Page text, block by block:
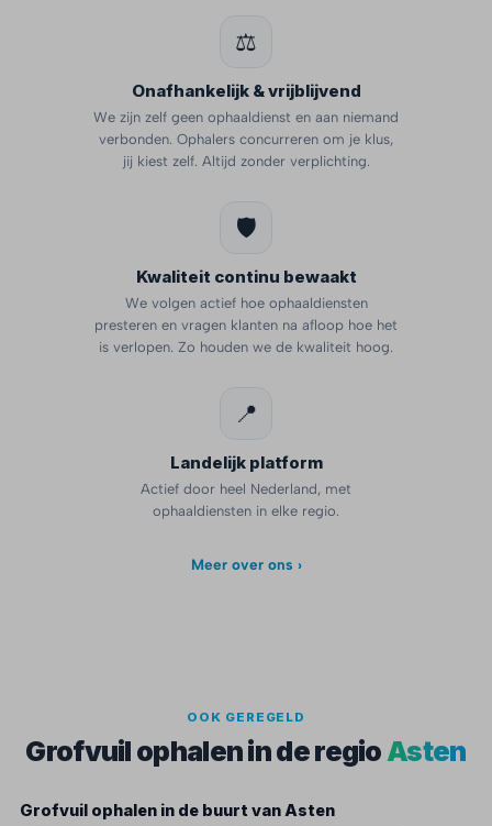
⚖️
Onafhankelijk & vrijblijvend
We zijn zelf geen ophaaldienst en aan niemand
verbonden. Ophalers concurreren om je klus,
jij kiest zelf. Altijd zonder verplichting.
🛡️
Kwaliteit continu bewaakt
We volgen actief hoe ophaaldiensten
presteren en vragen klanten na afloop hoe het
is verlopen. Zo houden we de kwaliteit hoog.
📍
Landelijk platform
Actief door heel Nederland, met
ophaaldiensten in elke regio.
Meer over ons ›
OOK GEREGELD
Grofvuil ophalen in de regioAsten
Grofvuil ophalen in de buurt van Asten